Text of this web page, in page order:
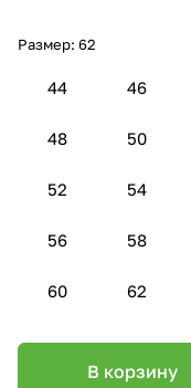
Размер: 62
44 46
48 50
52 54
56 58
60 62
В корзину